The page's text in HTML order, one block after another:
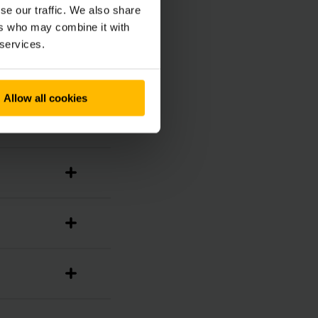
our traffic. We also share
who may combine it with
Allow all cookies